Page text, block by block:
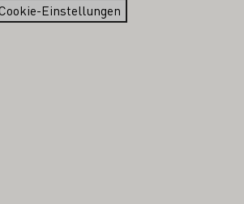
Einstellungen